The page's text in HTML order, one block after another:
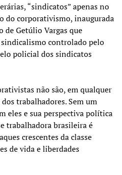
“sindicatos” apenas no
do corporativismo, inaugurada
de Getúlio Vargas que
controlado pelo
policial dos sindicatos
não são, em qualquer
trabalhadores. Sem um
eles e sua perspectiva política
trabalhadora brasileira é
crescentes da classe
de vida e liberdades